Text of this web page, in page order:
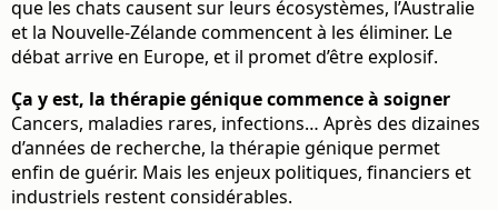
que les chats causent sur leurs écosystèmes, l’Australie
et la Nouvelle-Zélande commencent à les éliminer. Le
débat arrive en Europe, et il promet d’être explosif.
Ça y est, la thérapie génique commence à soigner
Cancers, maladies rares, infections… Après des dizaines
d’années de recherche, la thérapie génique permet
enfin de guérir. Mais les enjeux politiques, financiers et
industriels restent considérables.